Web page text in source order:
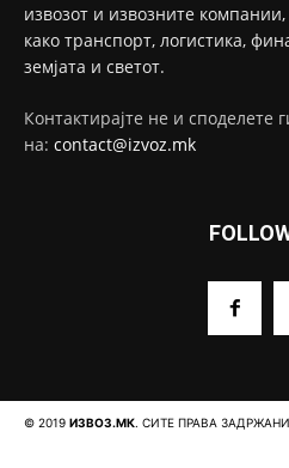
извозот и извозните
како транспорт, логистика,
земјата и светот.
Контактирајте не и споделете
на: contact@izvoz.mk
© 2019 ИЗВОЗ.МК. СИТЕ ПРАВА ЗАДРЖАНИ.